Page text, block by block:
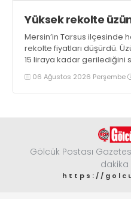
Yüksek rekolte
Mersin’in Tarsus ilçesinde
rekolte fiyatları düşürdü.
15 liraya kadar gerilediğini
tepki gösterdi
06 Ağustos 2026 Perşembe
Gölcük Postası
dakika
https://